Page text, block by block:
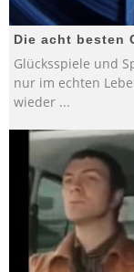
Die acht besten
Glücksspiele und
nur im echten
wieder ...